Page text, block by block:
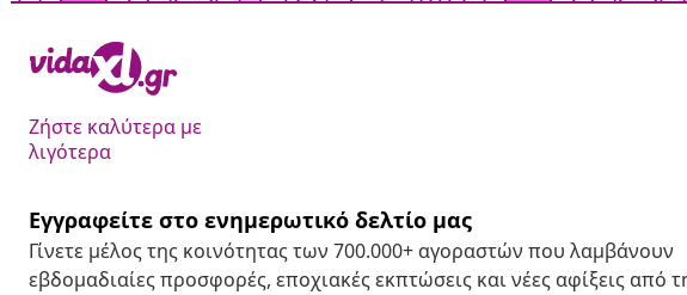
Ζήστε καλύτερα με
λιγότερα
Εγγραφείτε στο ενημερωτικό δελτίο μας
Γίνετε μέλος της κοινότητας των 700.000+ αγοραστών που λαμβάνουν
εβδομαδιαίες προσφορές, εποχιακές εκπτώσεις και νέες αφίξεις από